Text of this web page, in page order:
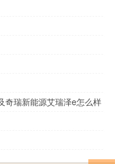
奇瑞新能源艾瑞泽e怎么样